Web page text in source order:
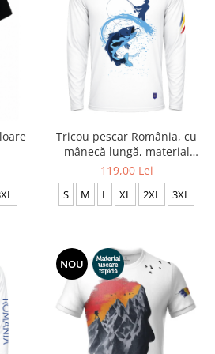
Tricou pescar România, cu
mânecă lungă, material
tehnic sport - CS62
119,00 Lei
S M L XL 2XL 3XL
NOU